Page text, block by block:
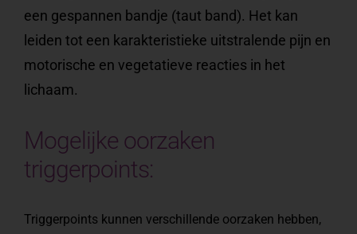
een gespannen bandje (taut band). Het kan
leiden tot een karakteristieke uitstralende pijn en
motorische en vegetatieve reacties in het
lichaam.
Mogelijke oorzaken
triggerpoints:
Triggerpoints kunnen verschillende oorzaken hebben,